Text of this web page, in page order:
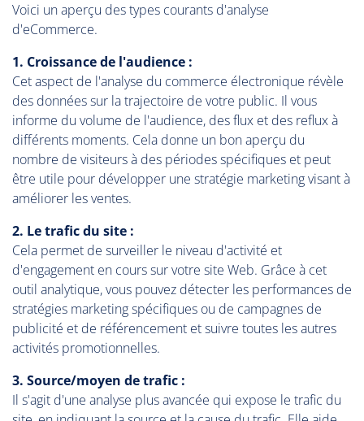
Voici un aperçu des types courants d'analyse
d'eCommerce.
1. Croissance de l'audience :
Cet aspect de l'analyse du commerce électronique révèle
des données sur la trajectoire de votre public. Il vous
informe du volume de l'audience, des flux et des reflux à
différents moments. Cela donne un bon aperçu du
nombre de visiteurs à des périodes spécifiques et peut
être utile pour développer une stratégie marketing visant à
améliorer les ventes.
2. Le trafic du site :
Cela permet de surveiller le niveau d'activité et
d'engagement en cours sur votre site Web. Grâce à cet
outil analytique, vous pouvez détecter les performances de
stratégies marketing spécifiques ou de campagnes de
publicité et de référencement et suivre toutes les autres
activités promotionnelles.
3. Source/moyen de trafic :
Il s'agit d'une analyse plus avancée qui expose le trafic du